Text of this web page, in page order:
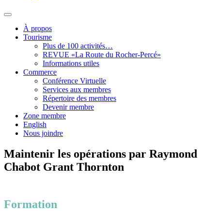
À propos
Tourisme
Plus de 100 activités…
REVUE «La Route du Rocher-Percé»
Informations utiles
Commerce
Conférence Virtuelle
Services aux membres
Répertoire des membres
Devenir membre
Zone membre
English
Nous joindre
Maintenir les opérations par Raymond
Chabot Grant Thornton
Formation